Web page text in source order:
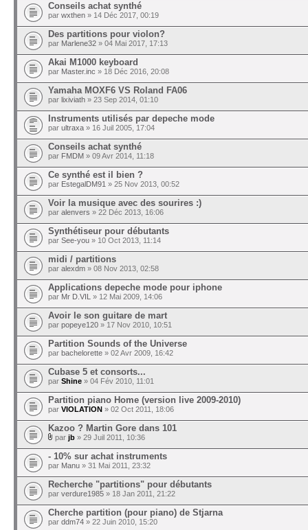
Conseils achat synthé
par wxthen » 14 Déc 2017, 00:19
Des partitions pour violon?
par Marlene32 » 04 Mai 2017, 17:13
Akai M1000 keyboard
par Master.inc » 18 Déc 2016, 20:08
Yamaha MOXF6 VS Roland FA06
par lixiviath » 23 Sep 2014, 01:10
Instruments utilisés par depeche mode
par ultraxa » 16 Juil 2005, 17:04
Conseils achat synthé
par FMDM » 09 Avr 2014, 11:18
Ce synthé est il bien ?
par EstegalDM91 » 25 Nov 2013, 00:52
Voir la musique avec des sourires :)
par alenvers » 22 Déc 2013, 16:06
Synthétiseur pour débutants
par See-you » 10 Oct 2013, 11:14
midi / partitions
par alexdm » 08 Nov 2013, 02:58
Applications depeche mode pour iphone
par Mr D.VIL » 12 Mai 2009, 14:06
Avoir le son guitare de mart
par popeye120 » 17 Nov 2010, 10:51
Partition Sounds of the Universe
par bachelorette » 02 Avr 2009, 16:42
Cubase 5 et consorts...
par Shine » 04 Fév 2010, 11:01
Partition piano Home (version live 2009-2010)
par VIOLATION » 02 Oct 2011, 18:06
Kazoo ? Martin Gore dans 101
par jb » 29 Juil 2011, 10:36
- 10% sur achat instruments
par Manu » 31 Mai 2011, 23:32
Recherche "partitions" pour débutants
par verdure1985 » 18 Jan 2011, 21:22
Cherche partition (pour piano) de Stjarna
par ddm74 » 22 Juin 2010, 15:20